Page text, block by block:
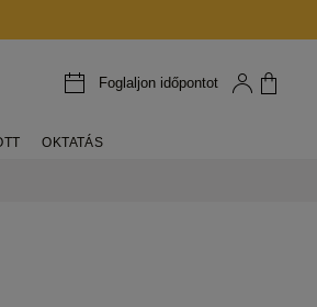
Foglaljon időpontot
OKTATÁS